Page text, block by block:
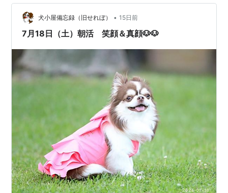
↑↑木陰に入って涼んじゃってます(^^;)↓↓ たまたま親
子が接近したのでTさんが上手く誘導して並ばせてく…
犬小屋備忘録（旧せれぼ） • 15日前
7月18日（土）朝活 笑顔＆真顔🐶🐶